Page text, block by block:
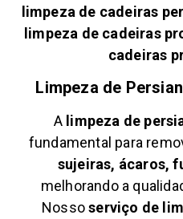
limpeza de cadeiras
limpeza de cadeiras
cadeiras
Limpeza de
A limpeza de
fundamental para
sujeiras, ácaros,
melhorando a
Nossoserviço de